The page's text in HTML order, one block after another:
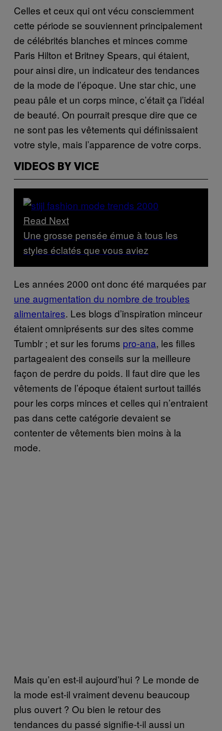
Celles et ceux qui ont vécu consciemment
cette période se souviennent principalement
de célébrités blanches et minces comme
Paris Hilton et Britney Spears, qui étaient,
pour ainsi dire, un indicateur des tendances
de la mode de l’époque. Une star chic, une
peau pâle et un corps mince, c’était ça l’idéal
de beauté. On pourrait presque dire que ce
ne sont pas les vêtements qui définissaient
votre style, mais l’apparence de votre corps.
VIDEOS BY VICE
Read Next
Une grosse pensée émue à tous les
styles éclatés que vous aviez
Les années 2000 ont donc été marquées par
une augmentation du nombre de troubles
alimentaires. Les blogs d’inspiration minceur
étaient omniprésents sur des sites comme
Tumblr ; et sur les forums pro-ana, les filles
partageaient des conseils sur la meilleure
façon de perdre du poids. Il faut dire que les
vêtements de l’époque étaient surtout taillés
pour les corps minces et celles qui n’entraient
pas dans cette catégorie devaient se
contenter de vêtements bien moins à la
mode.
Mais qu’en est-il aujourd’hui ? Le monde de
la mode est-il vraiment devenu beaucoup
plus ouvert ? Ou bien le retour des
tendances du passé signifie-t-il aussi un